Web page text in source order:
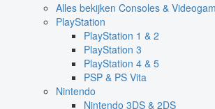
Alles bekijken Consoles &
PlayStation
PlayStation 1 & 2
PlayStation 3
PlayStation 4 & 5
PSP & PS Vita
Nintendo
Nintendo 3DS & 2DS